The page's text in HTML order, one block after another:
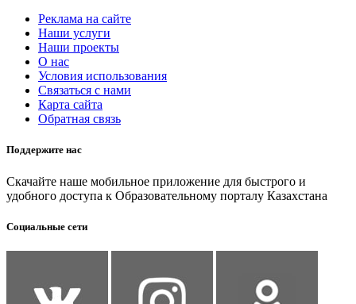
Реклама на сайте
Наши услуги
Наши проекты
О нас
Условия использования
Связаться с нами
Карта сайта
Обратная связь
Поддержите нас
Скачайте наше мобильное приложение для быстрого и
удобного доступа к Образовательному порталу Казахстана
Социальные сети